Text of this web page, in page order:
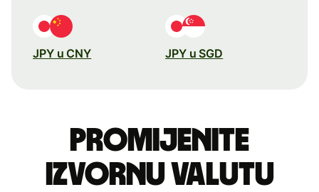
JPY u CNY JPY u SGD
Promijenite
izvornu valutu